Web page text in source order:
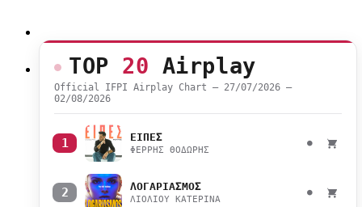
TOP 20 Airplay
Official IFPI Airplay Chart — 27/07/2026 –
02/08/2026
1 ΕΙΠΕΣ
ΦΕΡΡΗΣ ΘΟΔΩΡΗΣ
●
2 ΛΟΓΑΡΙΑΣΜΟΣ
ΛΙΟΛΙΟΥ ΚΑΤΕΡΙΝΑ
●